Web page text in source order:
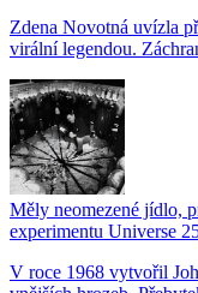
Zdena Novotná uvízla
virální legendou.
Měly neomezené jídlo,
experimentu Universe
V roce 1968 vytvořil